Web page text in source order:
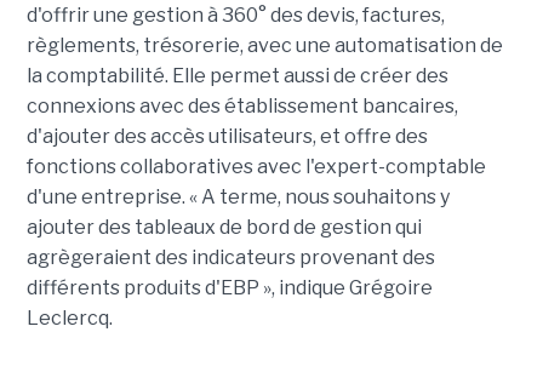
d'offrir une gestion à 360° des devis, factures,
règlements, trésorerie, avec une automatisation de
la comptabilité. Elle permet aussi de créer des
connexions avec des établissement bancaires,
d'ajouter des accès utilisateurs, et offre des
fonctions collaboratives avec l'expert-comptable
d'une entreprise. « A terme, nous souhaitons y
ajouter des tableaux de bord de gestion qui
agrègeraient des indicateurs provenant des
différents produits d'EBP », indique Grégoire
Leclercq.